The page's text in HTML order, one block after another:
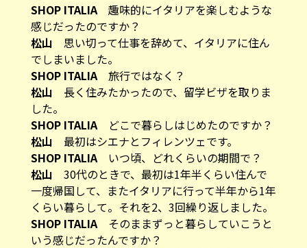
SHOP ITALIA趣味的にイタリアを楽しむような
感じだったのですか？
松山 思い切って仕事を辞めて、イタリアに住ん
でしまいました。
SHOP ITALIA旅行ではなく？
松山 長く住みたかったので、留学ビザを取りま
した。
SHOP ITALIAどこで暮らしはじめたのですか？
松山 最初はシエナとフィレンツェです。
SHOP ITALIAいつ頃、どれくらいの期間で？
松山 30代のときで、最初は1年半くらい住んで
一度帰国して、またイタリアに行って半年から1年
くらい暮らして。それを2、3回繰り返しました。
SHOP ITALIAそのままずっと暮らしていこうと
いう感じだったんですか？